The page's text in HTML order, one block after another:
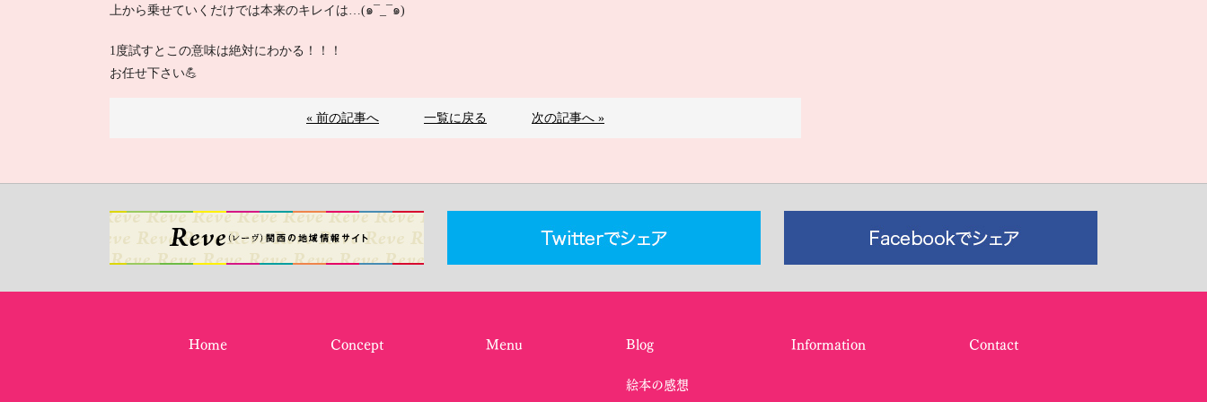
上から乗せていくだけでは本来のキレイは…(๑¯_¯๑)
1度試すとこの意味は絶対にわかる！！！
お任せ下さい💪
« 前の記事へ 一覧に戻る 次の記事へ »
Home Concept Menu Blog
絵本の感想
Information Contact